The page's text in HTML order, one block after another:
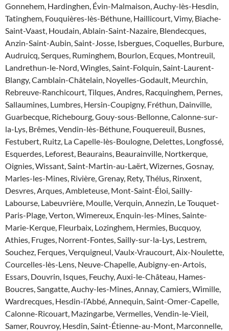
Gonnehem, Hardinghen, Évin-Malmaison, Auchy-lès-Hesdin,
Tatinghem, Fouquières-lès-Béthune, Haillicourt, Vimy, Biache-
Saint-Vaast, Houdain, Ablain-Saint-Nazaire, Blendecques,
Anzin-Saint-Aubin, Saint-Josse, Isbergues, Coquelles, Burbure,
Audruicq, Serques, Ruminghem, Bourlon, Ecques, Montreuil,
Landrethun-le-Nord, Wingles, Saint-Folquin, Saint-Laurent-
Blangy, Camblain-Châtelain, Noyelles-Godault, Meurchin,
Rebreuve-Ranchicourt, Tilques, Andres, Racquinghem, Pernes,
Sallaumines, Lumbres, Hersin-Coupigny, Fréthun, Dainville,
Guarbecque, Richebourg, Gouy-sous-Bellonne, Calonne-sur-
la-Lys, Brêmes, Vendin-lès-Béthune, Fouquereuil, Busnes,
Festubert, Ruitz, La Capelle-lès-Boulogne, Delettes, Longfossé,
Esquerdes, Leforest, Beaurains, Beaurainville, Nortkerque,
Oignies, Wissant, Saint-Martin-au-Laërt, Wizernes, Gosnay,
Marles-les-Mines, Rivière, Grenay, Rety, Thélus, Rinxent,
Desvres, Arques, Ambleteuse, Mont-Saint-Éloi, Sailly-
Labourse, Labeuvrière, Moulle, Verquin, Annezin, Le Touquet-
Paris-Plage, Verton, Wimereux, Enquin-les-Mines, Sainte-
Marie-Kerque, Fleurbaix, Lozinghem, Hermies, Bucquoy,
Athies, Fruges, Norrent-Fontes, Sailly-sur-la-Lys, Lestrem,
Souchez, Ferques, Verquigneul, Vaulx-Vraucourt, Aix-Noulette,
Courcelles-lès-Lens, Neuve-Chapelle, Aubigny-en-Artois,
Essars, Douvrin, Isques, Feuchy, Auxi-le-Château, Hames-
Boucres, Sangatte, Auchy-les-Mines, Annay, Camiers, Wimille,
Wardrecques, Hesdin-l’Abbé, Annequin, Saint-Omer-Capelle,
Calonne-Ricouart, Mazingarbe, Vermelles, Vendin-le-Vieil,
Samer, Rouvroy, Hesdin, Saint-Étienne-au-Mont, Marconnelle,